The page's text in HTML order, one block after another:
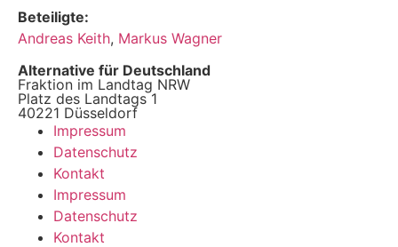
Beteiligte:
Andreas Keith, Markus Wagner
Alternative für Deutschland
Fraktion im Landtag NRW
Platz des Landtags 1
40221 Düsseldorf
Impressum
Datenschutz
Kontakt
Impressum
Datenschutz
Kontakt